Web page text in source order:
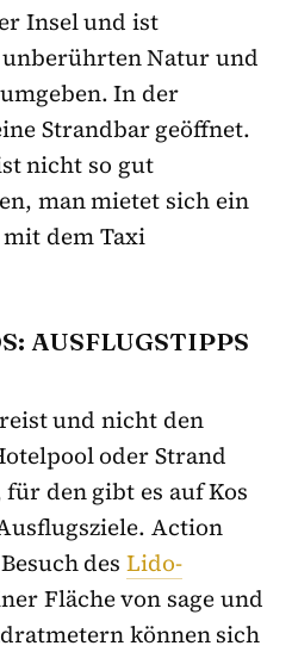
Insel und ist
Natur und
In der
Strandbar geöffnet.
nicht so gut
man mietet sich ein
dem Taxi
AUSFLUGSTIPPS
und nicht den
oder Strand
den gibt es auf Kos
Action
desLido-
Fläche von sage und
können sich